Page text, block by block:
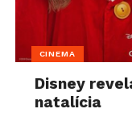
CINEMA
Disney
natalícia